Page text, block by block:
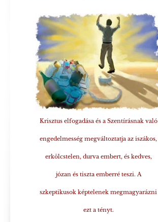
Krisztus elfogadása és a Szentírásnak való
engedelmesség megváltoztatja az iszákos,
erkölcstelen, durva embert, és kedves,
józan és tiszta emberré teszi. A
szkeptikusok képtelenek megmagyarázni
ezt a tényt.